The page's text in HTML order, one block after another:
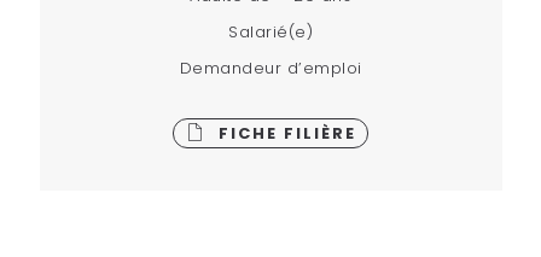
Salarié(e)
Demandeur d’emploi
FICHE FILIÈRE